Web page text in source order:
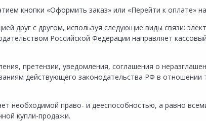
кнопки «Оформить заказ» или «Перейти к оплате»
друг с другом, используя следующие виды связи:
Российской Федерации направляет
претензии, уведомления, соглашения о
действующего законодательства РФ в
необходимой право- и дееспособностью, а равно
купли-продажи.